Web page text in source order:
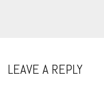
LEAVE A REPLY